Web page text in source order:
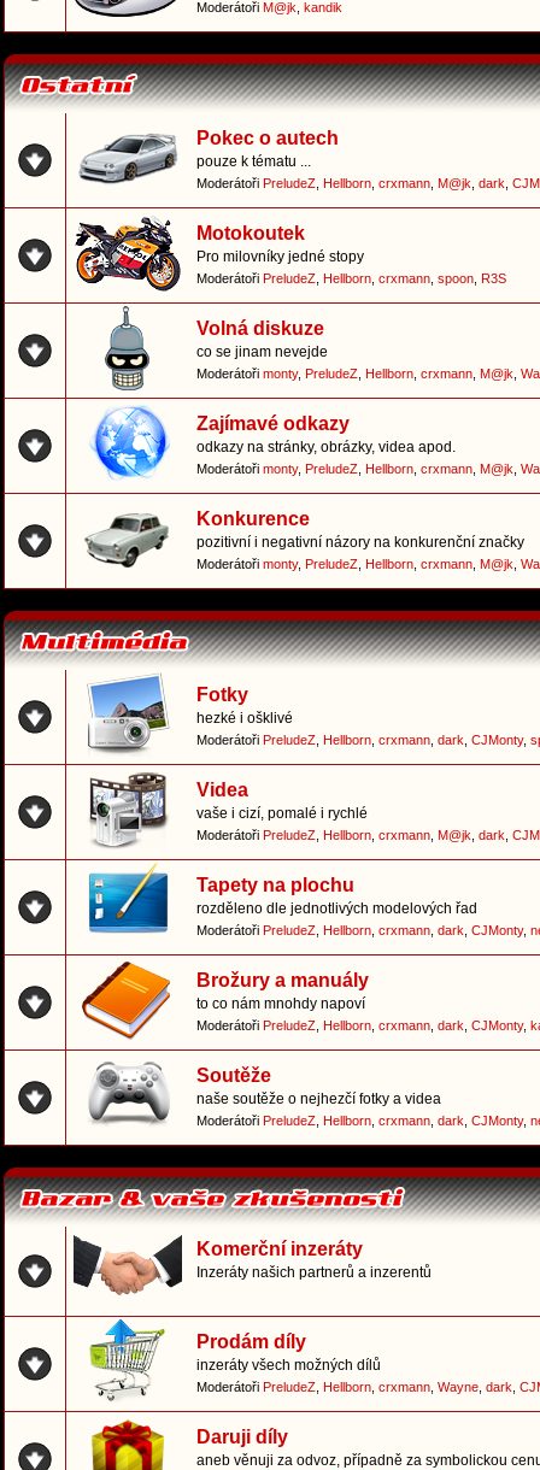
Moderátoři M@jk kandik
Pokec o autech
pouze k tématu ...
Moderátoři PreludeZ Hellborn crxmann M@jk dark
Motokoutek
Pro milovníky jedné stopy
Moderátoři PreludeZ Hellborn crxmann spoon R3S
Volná diskuze
co se jinam nevejde
Moderátoři monty, PreludeZ Hellborn crxmann M@jk
Zajímavé odkazy
odkazy na stránky, obrázky, videa apod.
Moderátoři monty, PreludeZ Hellborn crxmann M@jk
Konkurence
pozitivní i negativní názory na konkurenční značky
Moderátoři monty, PreludeZ Hellborn crxmann M@jk
Fotky
hezké i ošklivé
Moderátoři PreludeZ Hellborn crxmann dark CJMonty,
Videa
vaše i cizí, pomalé i rychlé
Moderátoři PreludeZ Hellborn crxmann M@jk dark
Tapety na plochu
rozděleno dle jednotlivých modelových řad
Moderátoři PreludeZ Hellborn crxmann dark CJMonty,
Brožury a manuály
to co nám mnohdy napoví
Moderátoři PreludeZ Hellborn crxmann dark CJMonty,
Soutěže
naše soutěže o nejhezčí fotky a videa
Moderátoři PreludeZ Hellborn crxmann dark CJMonty,
Komerční inzeráty
Inzeráty našich partnerů a inzerentů
Prodám díly
inzeráty všech možných dílů
Moderátoři PreludeZ Hellborn crxmann Wayne dark
Daruji díly
aneb věnuji za odvoz, případně za symbolickou